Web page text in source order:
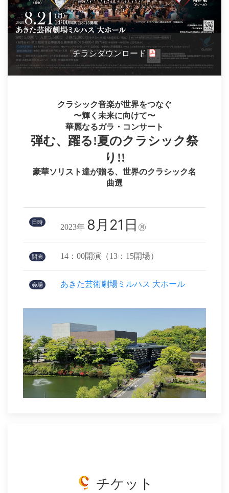
チラシダウンロード
クラシック音楽が世界をつなぐ
〜輝く未来に向けて〜
華麗なるガラ・コンサート
弾む、躍る!夏のクラシック祭
り!!
豪華ソリスト達が贈る、世界のクラシック名
曲選
日時
2023年 8月21日 ㊊
開演 14：00開演（13：15開場）
会場 あきた芸術劇場ミルハス 大ホール
チケット